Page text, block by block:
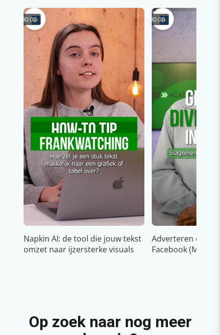
00:00
Napkin AI: de tool die jouw tekst
omzet naar ijzersterke visuals
00:00
Adverteren op
Facebook (Meta)
Op zoek naar nog meer